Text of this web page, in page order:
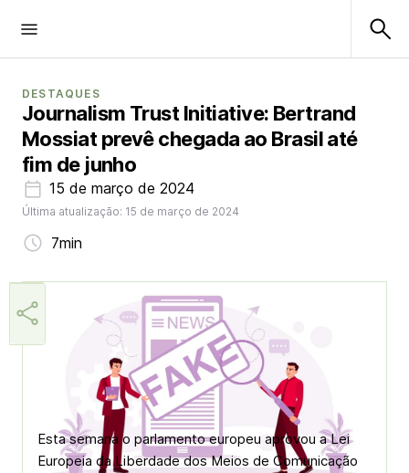
DESTAQUES
Journalism Trust Initiative: Bertrand
Mossiat prevê chegada ao Brasil até
fim de junho
15 de março de 2024
Última atualização: 15 de março de 2024
7min
Márcia Miranda
Esta semana o parlamento europeu aprovou a Lei
Europeia da Liberdade dos Meios de Comunicação